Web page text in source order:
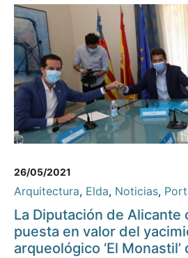
26/05/2021
Arquitectura, Elda, Noticias,
La Diputación de Alicante
puesta en valor del
arqueológico ‘El Monastil’